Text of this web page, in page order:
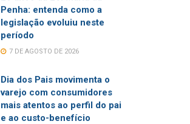
Penha: entenda como a
legislação evoluiu neste
período
7 DE AGOSTO DE 2026
Dia dos Pais movimenta o
varejo com consumidores
mais atentos ao perfil do pai
e ao custo-benefício